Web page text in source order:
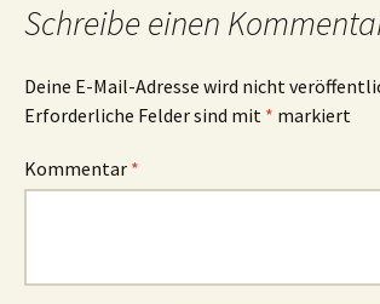
Schreibe einen
Deine E-Mail-Adresse wird nicht
Erforderliche Felder sind mit * markiert
Kommentar *